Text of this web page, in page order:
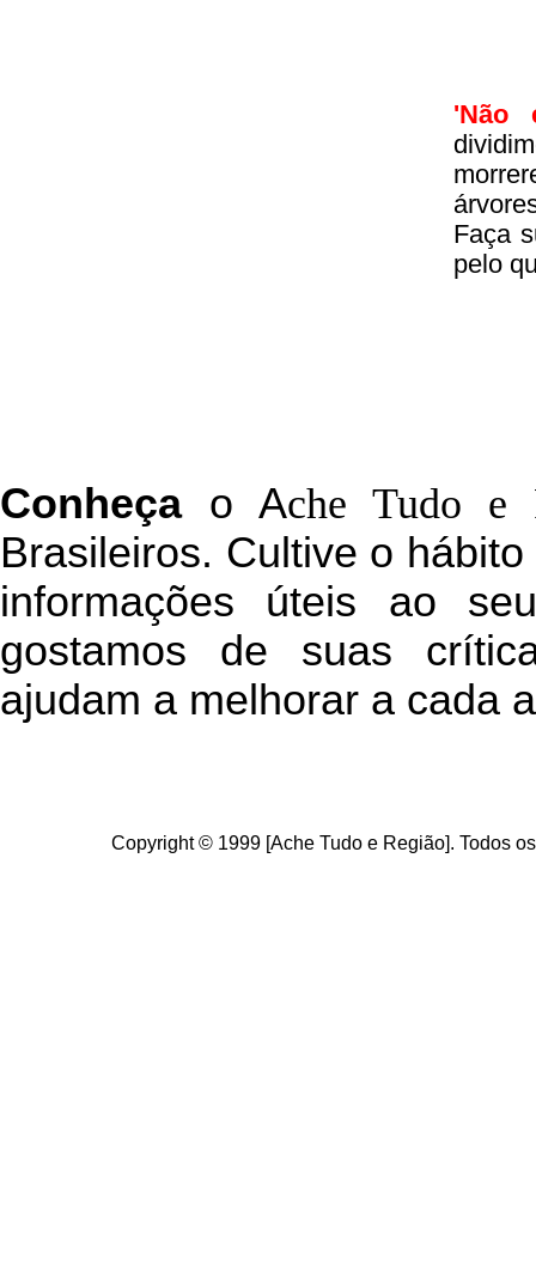
'Não
Faça
pelo
Conheçao Ache Tudo e
Brasileiros. Cultive o
informações úteis ao
gostamos de suas
ajudam a melhorar a cada
Copyright © 1999 [Ache Tudo e Região]. Todos